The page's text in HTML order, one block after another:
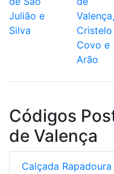
Julião e
Silva
Valença,
Cristelo
Covo e
Arão
Códigos
de Valença
Calçada Rapadoura